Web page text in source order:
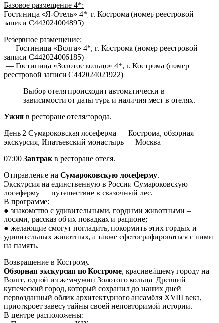
Базовое размещение 4*:
Гостиница «Я-Отель» 4*, г. Кострома (номер реестровой
записи С442024004895)
Резервное размещение:
— Гостиница «Волга» 4*, г. Кострома (номер реестровой
записи С442024006185)
— Гостиница «Золотое кольцо» 4*, г. Кострома (номер
реестровой записи С442024021922)
Выбор отеля происходит автоматически в
зависимости от даты тура и наличия мест в отелях.
Ужин в ресторане отеля/города.
День 2 Сумароковская лосеферма — Кострома, обзорная
экскурсия, Ипатьевский монастырь — Москва
07:00 Завтрак в ресторане отеля.
Отправление на Сумароковскую лосеферму.
Экскурсия на единственную в России Сумароковскую
лосеферму — путешествие в сказочный лес.
В программе:
● знакомство с удивительными, гордыми животными –
лосями, рассказ об их повадках и рационе;
● желающие смогут погладить, покормить этих гордых и
удивительных животных, а также сфотографироваться с ними
на память.
Возвращение в Кострому.
Обзорная экскурсия по Костроме, красивейшему городу на
Волге, одной из жемчужин Золотого кольца. Древний
купеческий город, который сохранил до наших дней
первозданный облик архитектурного ансамбля XVIII века,
приоткроет завесу тайны своей неповторимой истории.
В центре расположены: